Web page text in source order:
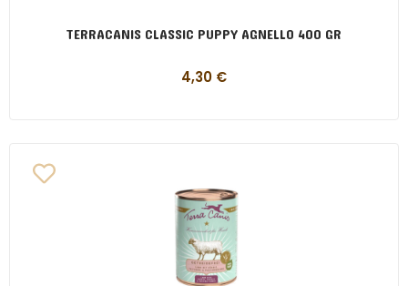
TERRACANIS CLASSIC PUPPY AGNELLO 400 GR
4,30 €